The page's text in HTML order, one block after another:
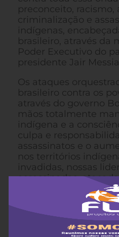
preconceito, racismo,
criminalização e
indígenas,
brasileiro, através da
Poder Executivo do
presidente Jair
Os ataques
brasileiro contra os
através do governo
mãos totalmente
indígena e a
culpa e
assassinatos e o
nos territórios
invadidas, nossas
assassinadas,
o Estado Brasileiro
negligente e
indígenas a mercê
sua política antí-
que vem impondo e